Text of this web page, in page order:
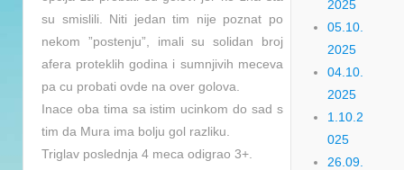
su smislili. Niti jedan tim nije poznat po
nekom ”postenju”, imali su solidan broj
afera proteklih godina i sumnjivih meceva
pa cu probati ovde na over golova.
Inace oba tima sa istim ucinkom do sad s
tim da Mura ima bolju gol razliku.
Triglav poslednja 4 meca odigrao 3+.
2025
05.10.
2025
04.10.
2025
1.10.2
025
26.09.